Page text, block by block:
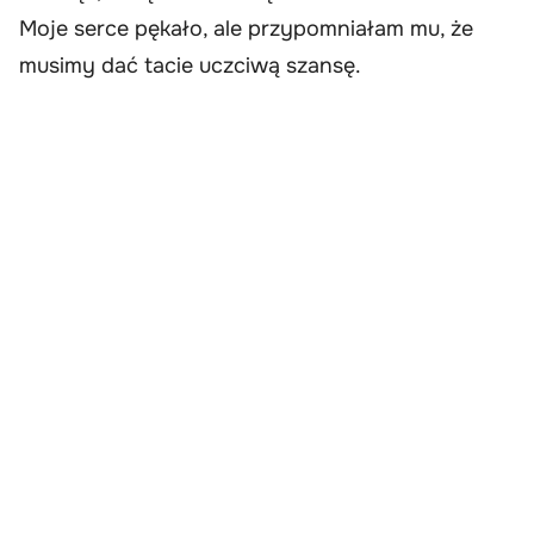
Moje serce pękało, ale przypomniałam mu, że
musimy dać tacie uczciwą szansę.